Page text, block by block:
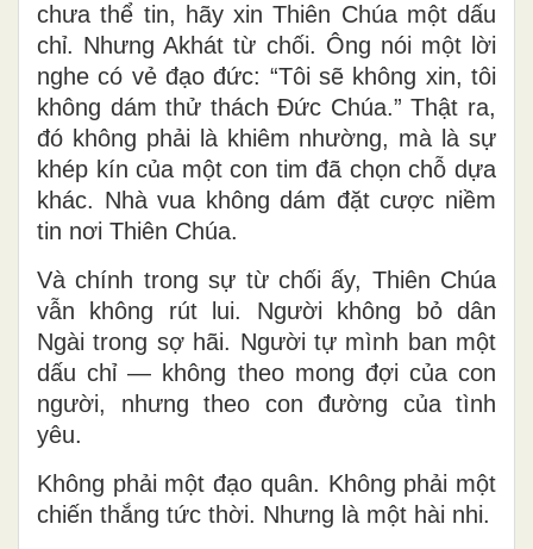
chưa thể tin, hãy xin Thiên Chúa một dấu
chỉ. Nhưng Akhát từ chối. Ông nói một lời
nghe có vẻ đạo đức: “Tôi sẽ không xin, tôi
không dám thử thách Đức Chúa.” Thật ra,
đó không phải là khiêm nhường, mà là sự
khép kín của một con tim đã chọn chỗ dựa
khác. Nhà vua không dám đặt cược niềm
tin nơi Thiên Chúa.
Và chính trong sự từ chối ấy, Thiên Chúa
vẫn không rút lui. Người không bỏ dân
Ngài trong sợ hãi. Người tự mình ban một
dấu chỉ — không theo mong đợi của con
người, nhưng theo con đường của tình
yêu.
Không phải một đạo quân. Không phải một
chiến thắng tức thời. Nhưng là một hài nhi.